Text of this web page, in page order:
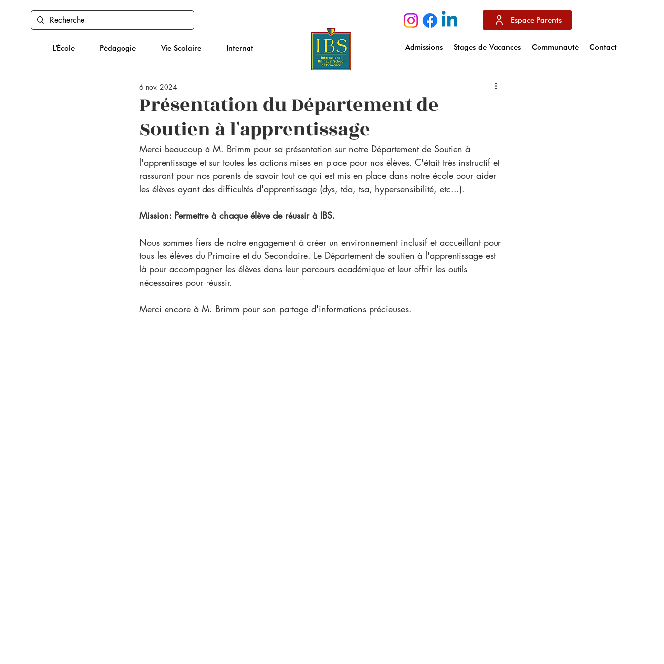
Espace Parents
L'École Pédagogie Vie Scolaire Internat Admissions Stages de Vacances Communauté Contact
Présentation du Département de
Soutien à l'apprentissage
6 nov. 2024
Merci beaucoup à M. Brimm pour sa présentation sur notre Département de Soutien à
l'apprentissage et sur toutes les actions mises en place pour nos élèves. C'était très instructif et
rassurant pour nos parents de savoir tout ce qui est mis en place dans notre école pour aider
les élèves ayant des difficultés d'apprentissage (dys, tda, tsa, hypersensibilité, etc...).
Mission: Permettre à chaque élève de réussir à IBS.
Nous sommes fiers de notre engagement à créer un environnement inclusif et accueillant pour
tous les élèves du Primaire et du Secondaire. Le Département de soutien à l'apprentissage est
là pour accompagner les élèves dans leur parcours académique et leur offrir les outils
nécessaires pour réussir.
Merci encore à M. Brimm pour son partage d'informations précieuses.